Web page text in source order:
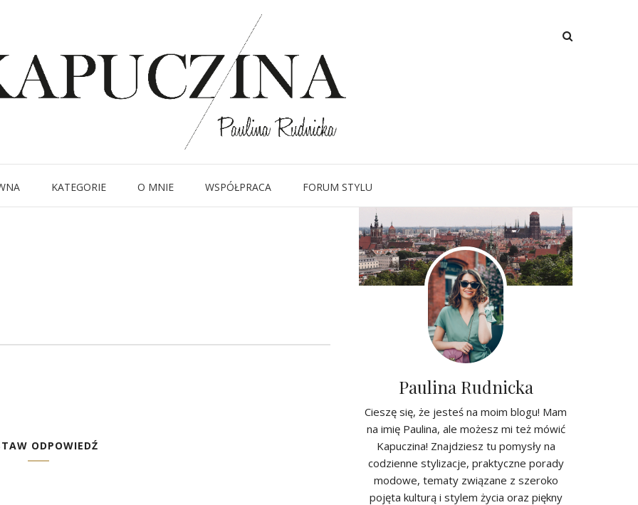
KATEGORIE O MNIE WSPÓŁPRACA FORUM STYLU
IMG_1497
Written byKapuczina in
ODPOWIEDŹ
Paulina Rudnicka
Cieszę się, że jesteś na moim blogu! Mam
na imię Paulina, ale możesz mi też mówić
Kapuczina! Znajdziesz tu pomysły na
codzienne stylizacje, praktyczne porady
modowe, tematy związane z szeroko
pojęta kulturą i stylem życia oraz piękny